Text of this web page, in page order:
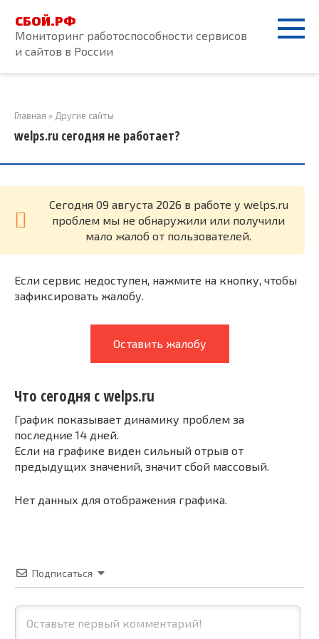
контенту
СБОЙ.РФ
Мониторинг работоспособности сервисов
и сайтов в России
Главная » Другие сайты
welps.ru сегодня не работает?
Cегодня 09 августа 2026 в работе у welps.ru
проблем мы не обнаружили или получили
мало жалоб от пользователей.
Если сервис недоступен, нажмите на кнопку, чтобы
зафиксировать жалобу.
Оставить жалобу
Что сегодня с welps.ru
График показывает динамику проблем за
последние 14 дней.
Если на графике виден сильный отрыв от
предыдущих значений, значит сбой массовый.
Нет данных для отображения графика.
Подписаться